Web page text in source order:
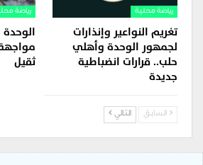
رياضة محلية
تغريم النواعير وإنذارات
لجمهور الوحدة وأهلي
حلب.. قرارات انضباطية
جديدة
رياضة
ثقيل
السابق التالي